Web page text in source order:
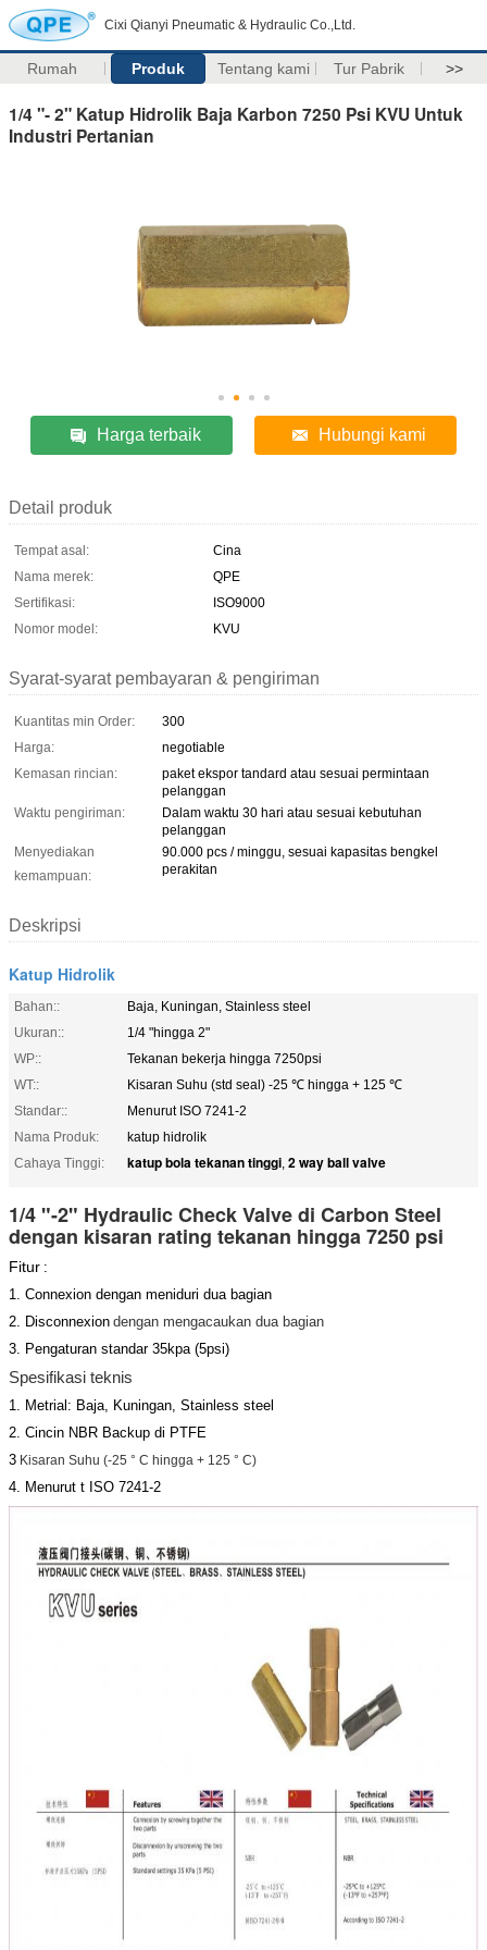
Cixi Qianyi Pneumatic & Hydraulic Co.,Ltd.
Rumah Produk Tentang kami Tur Pabrik >>
1/4 "- 2" Katup Hidrolik Baja Karbon 7250 Psi KVU Untuk
Industri Pertanian
Harga terbaik Hubungi kami
Detail produk
Tempat asal:
Cina
Nama merek:
QPE
Sertifikasi:
ISO9000
Nomor model:
KVU
Syarat-syarat pembayaran & pengiriman
Kuantitas min Order:
300
Harga:
negotiable
Kemasan rincian:
paket ekspor tandard atau sesuai permintaan
pelanggan
Waktu pengiriman:
Dalam waktu 30 hari atau sesuai kebutuhan
pelanggan
Menyediakan
kemampuan:
90.000 pcs / minggu, sesuai kapasitas bengkel
perakitan
Deskripsi
Katup Hidrolik
Bahan::
Baja, Kuningan, Stainless steel
Ukuran::
1/4 "hingga 2"
WP::
Tekanan bekerja hingga 7250psi
WT::
Kisaran Suhu (std seal) -25 ℃ hingga + 125 ℃
Standar::
Menurut ISO 7241-2
Nama Produk:
katup hidrolik
Cahaya Tinggi:
katup bola tekanan tinggi, 2 way ball valve
1/4 "-2" Hydraulic Check Valve di Carbon Steel
dengan kisaran rating tekanan hingga 7250 psi
Fitur :
1. Connexion dengan meniduri dua bagian
2. Disconnexion dengan mengacaukan dua bagian
3. Pengaturan standar 35kpa (5psi)
Spesifikasi teknis
1. Metrial: Baja, Kuningan, Stainless steel
2. Cincin NBR Backup di PTFE
3 Kisaran Suhu (-25 ° C hingga + 125 ° C)
4. Menurut t ISO 7241-2